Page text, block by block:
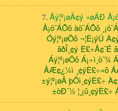
7. Åý¦º¡øÄ¢ý «øÄÐ
Å¡ö¨ÁÔõ àö¨ÁÔõ
Óý¦º¡øÖõ ¬¦È¡ýÚ
ãðÎ¸¢ý È£÷Å¢¨É
Áý¦º¡øÖõ Á¡÷ì¸ò¨¾
ÅÆ¢¿¼ì ¸¢ýÈ£÷«õ
±ý¦º¡øÄ þÕì¸¢ýÈ£÷
±òÐ¨½ ¦¸¡û¸¢ýÈ£÷